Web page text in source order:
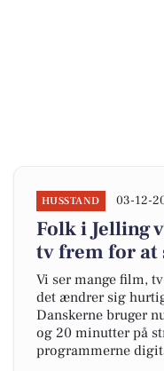
HUSSTAND 03-12-
Folk i Jelling
tv frem for at
Vi ser mange film,
det ændrer sig
Danskerne bruger
og 20 minutter på
programmerne